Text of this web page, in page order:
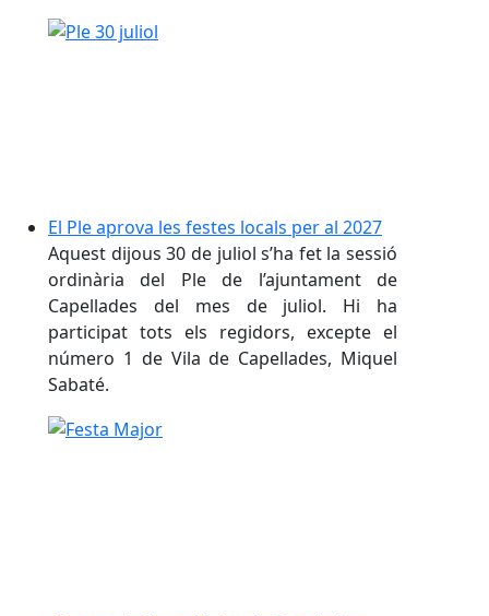
El Ple aprova les festes locals per al 2027
Aquest dijous 30 de juliol s’ha fet la sessió
ordinària del Ple de l’ajuntament de
Capellades del mes de juliol. Hi ha
participat tots els regidors, excepte el
número 1 de Vila de Capellades, Miquel
Sabaté.